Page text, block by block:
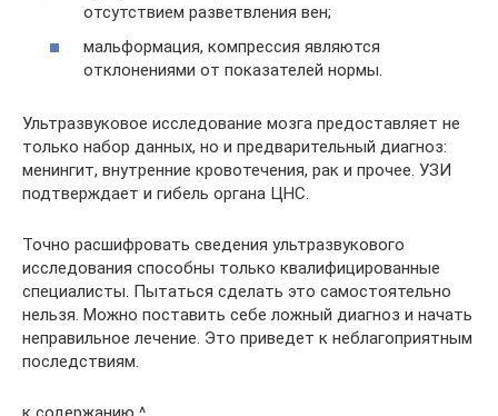
отсутствием разветвления вен;
мальформация, компрессия являются
отклонениями от показателей нормы.
Ультразвуковое исследование мозга предоставляет не
только набор данных, но и предварительный диагноз:
менингит, внутренние кровотечения, рак и прочее. УЗИ
подтверждает и гибель органа ЦНС.
Точно расшифровать сведения ультразвукового
исследования способны только квалифицированные
специалисты. Пытаться сделать это самостоятельно
нельзя. Можно поставить себе ложный диагноз и начать
неправильное лечение. Это приведет к неблагоприятным
последствиям.